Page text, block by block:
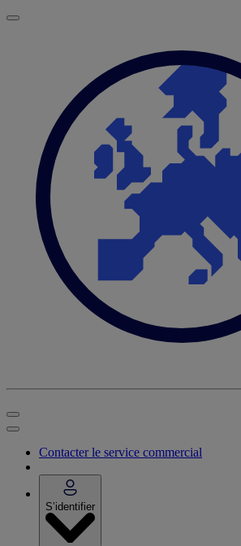
Contacter le service commercial
S’identifier